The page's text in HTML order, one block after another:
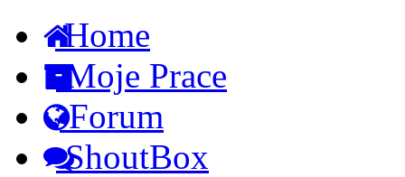
Home
Moje Prace
Forum
ShoutBox